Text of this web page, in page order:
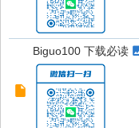
Biguo100 下载必读